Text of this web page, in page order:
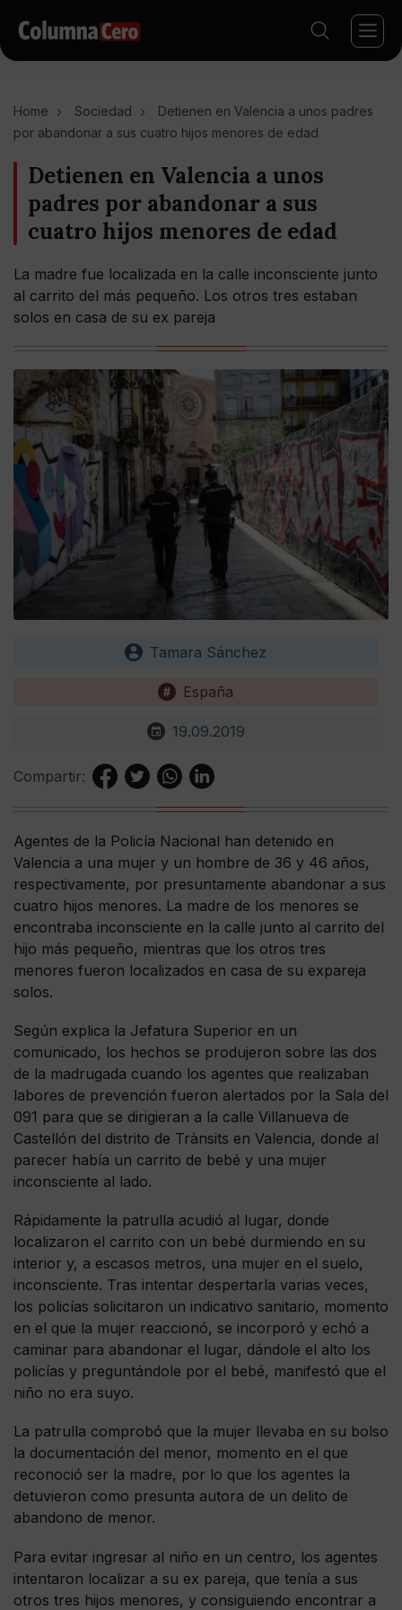
Home Sociedad
Detienen en Valencia a unos padres
por abandonar a sus cuatro hijos menores de edad
Detienen en Valencia a unos
padres por abandonar a sus
cuatro hijos menores de edad
La madre fue localizada en la calle inconsciente junto
al carrito del más pequeño. Los otros tres estaban
solos en casa de su ex pareja
Tamara Sánchez
España
19.09.2019
Compartir:
Agentes de la Policía Nacional han detenido en
Valencia a una mujer y un hombre de 36 y 46 años,
respectivamente, por presuntamente abandonar a sus
cuatro hijos menores. La madre de los menores se
encontraba inconsciente en la calle junto al carrito del
hijo más pequeño, mientras que los otros tres
menores fueron localizados en casa de su expareja
solos.
Según explica la Jefatura Superior en un
comunicado, los hechos se produjeron sobre las dos
de la madrugada cuando los agentes que realizaban
labores de prevención fueron alertados por la Sala del
091 para que se dirigieran a la calle Villanueva de
Castellón del distrito de Trànsits en Valencia, donde al
parecer había un carrito de bebé y una mujer
inconsciente al lado.
Rápidamente la patrulla acudió al lugar, donde
localizaron el carrito con un bebé durmiendo en su
interior y, a escasos metros, una mujer en el suelo,
inconsciente. Tras intentar despertarla varias veces,
los policías solicitaron un indicativo sanitario, momento
en el que la mujer reaccionó, se incorporó y echó a
caminar para abandonar el lugar, dándole el alto los
policías y preguntándole por el bebé, manifestó que el
niño no era suyo.
La patrulla comprobó que la mujer llevaba en su bolso
la documentación del menor, momento en el que
reconoció ser la madre, por lo que los agentes la
detuvieron como presunta autora de un delito de
abandono de menor.
Para evitar ingresar al niño en un centro, los agentes
intentaron localizar a su ex pareja, que tenía a sus
otros tres hijos menores, y consiguiendo encontrar a